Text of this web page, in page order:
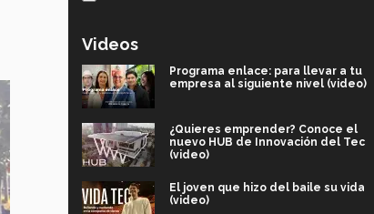
Videos
Programa enlace: para llevar a tu
empresa al siguiente nivel (video)
¿Quieres emprender? Conoce el
nuevo HUB de Innovación del Tec
(video)
El joven que hizo del baile su vida
(video)